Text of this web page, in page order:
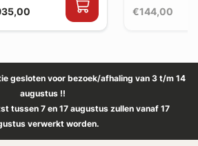
€144,00
gesloten voor bezoek/afhaling van 3 t/m 14
augustus !!
tussen 7 en 17 augustus zullen vanaf 17
verwerkt worden.